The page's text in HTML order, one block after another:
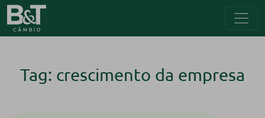
Tag: crescimento da empresa